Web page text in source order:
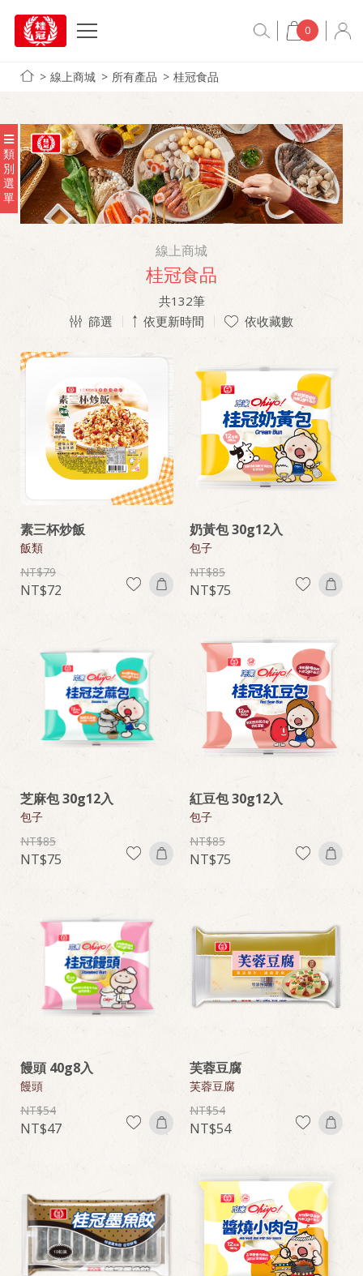
0
線上商城 所有產品 桂冠食品
類
別
選
單
線上商城
桂冠食品
共132筆
篩選
依更新時間 依收藏數
素三杯炒飯
飯類
79
72
奶黃包 30g12入
包子
85
75
芝麻包 30g12入
包子
85
75
紅豆包 30g12入
包子
85
75
饅頭 40g8入
饅頭
54
47
芙蓉豆腐
芙蓉豆腐
54
54